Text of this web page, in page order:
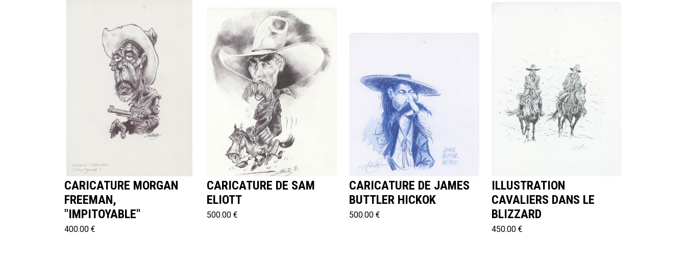
CARICATURE MORGAN
FREEMAN,
"IMPITOYABLE"
400.00 €
CARICATURE DE SAM
ELIOTT
500.00 €
CARICATURE DE JAMES
BUTTLER HICKOK
500.00 €
ILLUSTRATION
CAVALIERS DANS LE
BLIZZARD
450.00 €